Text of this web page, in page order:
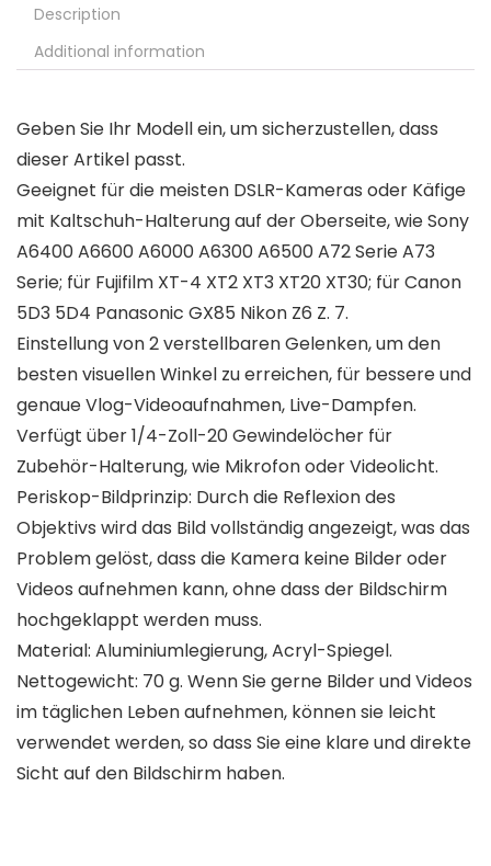
Description
Additional information
Geben Sie Ihr Modell ein, um sicherzustellen, dass
dieser Artikel passt.
Geeignet für die meisten DSLR-Kameras oder Käfige
mit Kaltschuh-Halterung auf der Oberseite, wie Sony
A6400 A6600 A6000 A6300 A6500 A72 Serie A73
Serie; für Fujifilm XT-4 XT2 XT3 XT20 XT30; für Canon
5D3 5D4 Panasonic GX85 Nikon Z6 Z. 7.
Einstellung von 2 verstellbaren Gelenken, um den
besten visuellen Winkel zu erreichen, für bessere und
genaue Vlog-Videoaufnahmen, Live-Dampfen.
Verfügt über 1/4-Zoll-20 Gewindelöcher für
Zubehör-Halterung, wie Mikrofon oder Videolicht.
Periskop-Bildprinzip: Durch die Reflexion des
Objektivs wird das Bild vollständig angezeigt, was das
Problem gelöst, dass die Kamera keine Bilder oder
Videos aufnehmen kann, ohne dass der Bildschirm
hochgeklappt werden muss.
Material: Aluminiumlegierung, Acryl-Spiegel.
Nettogewicht: 70 g. Wenn Sie gerne Bilder und Videos
im täglichen Leben aufnehmen, können sie leicht
verwendet werden, so dass Sie eine klare und direkte
Sicht auf den Bildschirm haben.